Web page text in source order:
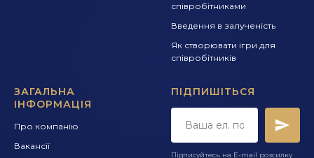
співробітниками
Введення в залученість
Як створювати ігри для
співробітників
ЗАГАЛЬНА
ІНФОРМАЦІЯ
Про компанію
Вакансії
ПІДПИШІТЬСЯ
Підписуйтесь на E-mail розсилку